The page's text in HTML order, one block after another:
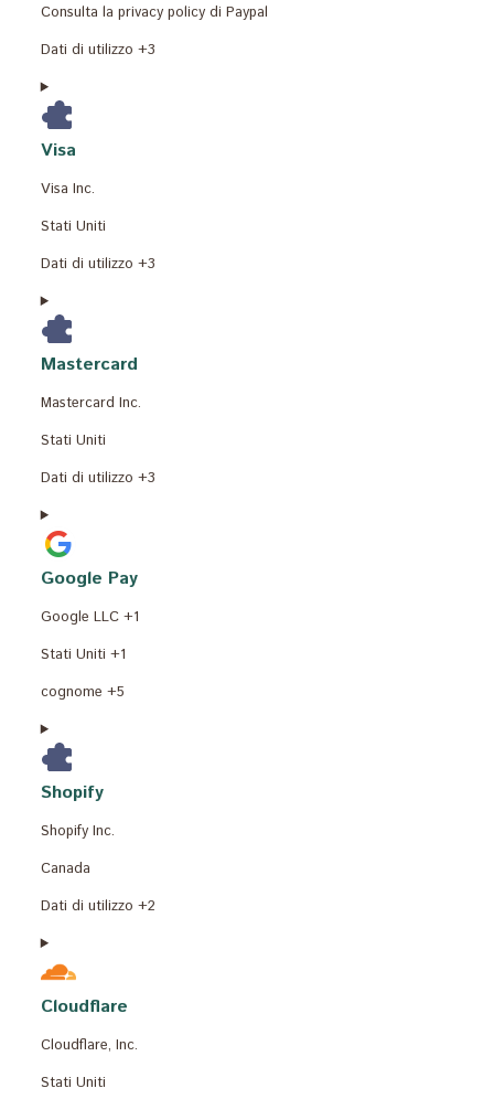
Luogo
trattamento:
Consulta la privacy policy di Paypal
Dati
trattati:
Dati di utilizzo +3
Visa
Azienda:
Visa Inc.
Luogo
trattamento:
Stati Uniti
Dati
trattati:
Dati di utilizzo +3
Mastercard
Azienda:
Mastercard Inc.
Luogo
trattamento:
Stati Uniti
Dati
trattati:
Dati di utilizzo +3
Google Pay
Azienda:
Google LLC +1
Luogo
trattamento:
Stati Uniti +1
Dati
trattati:
cognome +5
Shopify
Azienda:
Shopify Inc.
Luogo
trattamento:
Canada
Dati
trattati:
Dati di utilizzo +2
Cloudflare
Azienda:
Cloudflare, Inc.
Luogo
Stati Uniti